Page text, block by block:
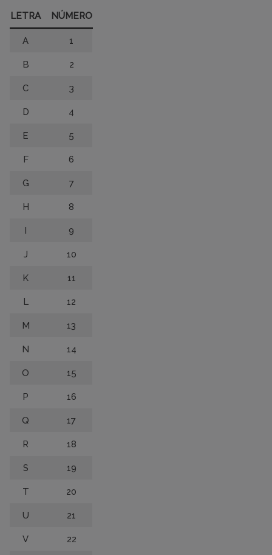
LETRA NÚMERO
A 1
B 2
C 3
D 4
E 5
F 6
G 7
H 8
I 9
J 10
K 11
L 12
M 13
N 14
O 15
P 16
Q 17
R 18
S 19
T 20
U 21
V 22